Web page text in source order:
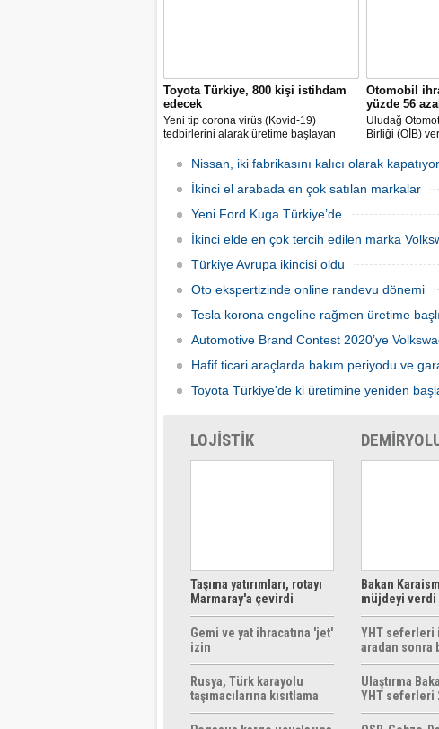
Toyota Türkiye, 800 kişi istihdam
edecek
Yeni tip corona virüs (Kovid-19)
tedbirlerini alarak üretime başlayan
ve ihracat hedeflerini artırmak için
istihdam sağlayacak.
Otomobil
yüzde 56
Uludağ
Birliği (OİB)
sürdüğü
aynı
milyar 203
Nissan, iki fabrikasını kalıcı olarak kapatıyor
İkinci el arabada en çok satılan markalar
Yeni Ford Kuga Türkiye’de
İkinci elde en çok tercih edilen marka
Türkiye Avrupa ikincisi oldu
Oto ekspertizinde online randevu dönemi
Tesla korona engeline rağmen üretime
Automotive Brand Contest 2020’ye
Hafif ticari araçlarda bakım periyodu ve
Toyota Türkiye'de ki üretimine yeniden
LOJİSTİK
Taşıma yatırımları, rotayı
Marmaray'a çevirdi
Gemi ve yat ihracatına 'jet'
izin
Rusya, Türk karayolu
taşımacılarına kısıtlama
getirebilir
Bakan
müjdeyi verdi
ücretsiz
YHT seferleri
aradan sonra
Ulaştırma
YHT seferleri
başlıyor